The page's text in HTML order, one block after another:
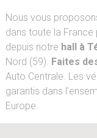
Nous vous
dans toute la
depuis notre hall à
Nord (59). Faites
Auto Centrale. Les
garantis dans
Europe.